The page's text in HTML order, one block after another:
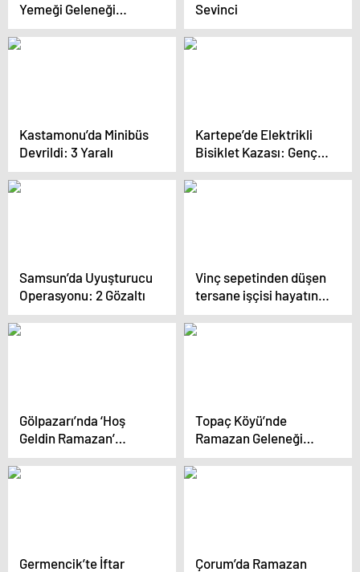
Yemeği Geleneği
Devam Ediyor
Sevinci
Kastamonu’da Minibüs
Devrildi: 3 Yaralı
Kartepe’de Elektrikli
Bisiklet Kazası: Genç
Kadın Hayatını
Kaybetti
Samsun’da Uyuşturucu
Operasyonu: 2 Gözaltı
Vinç sepetinden düşen
tersane işçisi hayatını
kaybetti
Gölpazarı’nda ‘Hoş
Geldin Ramazan’
Programı
Topaç Köyü’nde
Ramazan Geleneği
Devam Ediyor
Germencik’te İftar
Çorum’da Ramazan